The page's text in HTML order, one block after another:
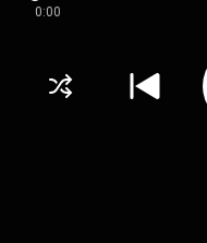
0:00